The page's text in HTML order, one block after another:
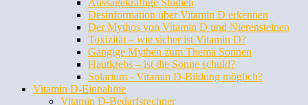
Aussagekräftige Studien
Desinformation über Vitamin D erkennen
Der Mythos von Vitamin D und Nierensteinen
Toxizität – wie sicher ist Vitamin D?
Gängige Mythen zum Thema Sonnen
Hautkrebs – ist die Sonne schuld?
Solarium - Vitamin D-Bildung möglich?
Vitamin D-Einnahme
Vitamin D-Bedarfsrechner